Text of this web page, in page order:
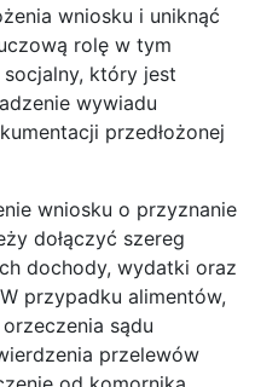
wniosku i uniknąć
rolę w tym
który jest
wywiadu
przedłożonej
wniosku o przyznanie
dołączyć szereg
dochody, wydatki oraz
przypadku alimentów,
sądu
przelewów